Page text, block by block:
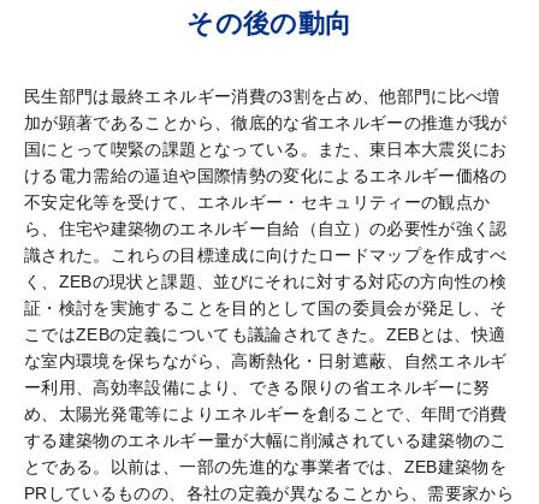
その後の動向
民生部門は最終エネルギー消費の3割を占め、他部門に比べ増
加が顕著であることから、徹底的な省エネルギーの推進が我が
国にとって喫緊の課題となっている。また、東日本大震災にお
ける電力需給の逼迫や国際情勢の変化によるエネルギー価格の
不安定化等を受けて、エネルギー・セキュリティーの観点か
ら、住宅や建築物のエネルギー自給（自立）の必要性が強く認
識された。これらの目標達成に向けたロードマップを作成すべ
く、ZEBの現状と課題、並びにそれに対する対応の方向性の検
証・検討を実施することを目的として国の委員会が発足し、そ
こではZEBの定義についても議論されてきた。ZEBとは、快適
な室内環境を保ちながら、高断熱化・日射遮蔽、自然エネルギ
ー利用、高効率設備により、できる限りの省エネルギーに努
め、太陽光発電等によりエネルギーを創ることで、年間で消費
する建築物のエネルギー量が大幅に削減されている建築物のこ
とである。以前は、一部の先進的な事業者では、ZEB建築物を
PRしているものの、各社の定義が異なることから、需要家から